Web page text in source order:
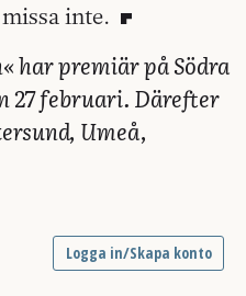
inte.
har premiär på Södra
27 februari. Därefter
Umeå,